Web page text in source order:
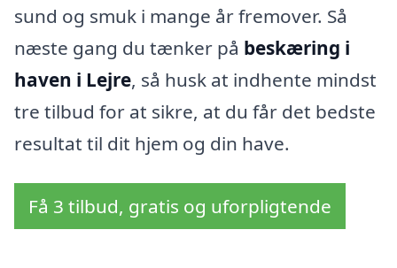
sund og smuk i mange år fremover. Så
næste gang du tænker på beskæring i
haven i Lejre, så husk at indhente mindst
tre tilbud for at sikre, at du får det bedste
resultat til dit hjem og din have.
Få 3 tilbud, gratis og uforpligtende